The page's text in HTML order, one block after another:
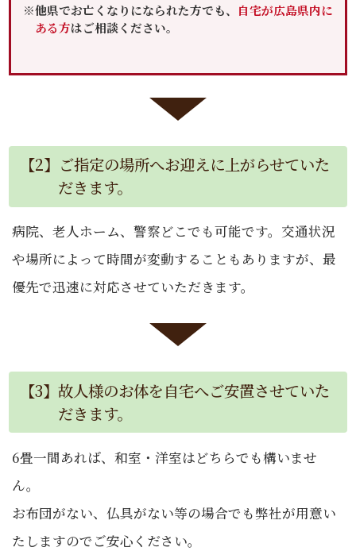
※他県でお亡くなりになられた方でも、 自宅が広島県内に
ある方はご相談ください。
【2】ご指定の場所へお迎えに上がらせていた
だきます。
病院、老人ホーム、警察どこでも可能です。交通状況
や場所によって時間が変動することもありますが、最
優先で迅速に対応させていただきます。
【3】故人様のお体を自宅へご安置させていた
だきます。
6畳一間あれば、和室・洋室はどちらでも構いませ
ん。
お布団がない、仏具がない等の場合でも弊社が用意い
たしますのでご安心ください。